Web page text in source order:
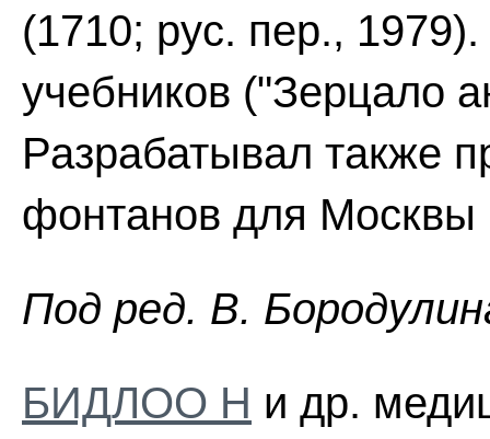
(1710; рус. пер.,
учебников ("Зерцало
Разрабатывал также
фонтанов для Москвы
Пoд peд. B.
БИДЛОО Н и др.